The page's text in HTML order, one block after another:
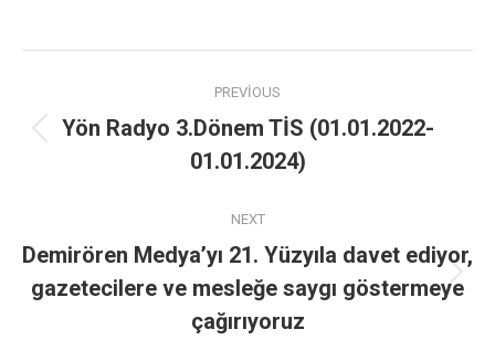
PREVIOUS
Yön Radyo 3.Dönem TİS (01.01.2022-
01.01.2024)
NEXT
Demirören Medya’yı 21. Yüzyıla davet ediyor,
gazetecilere ve mesleğe saygı göstermeye
çağırıyoruz